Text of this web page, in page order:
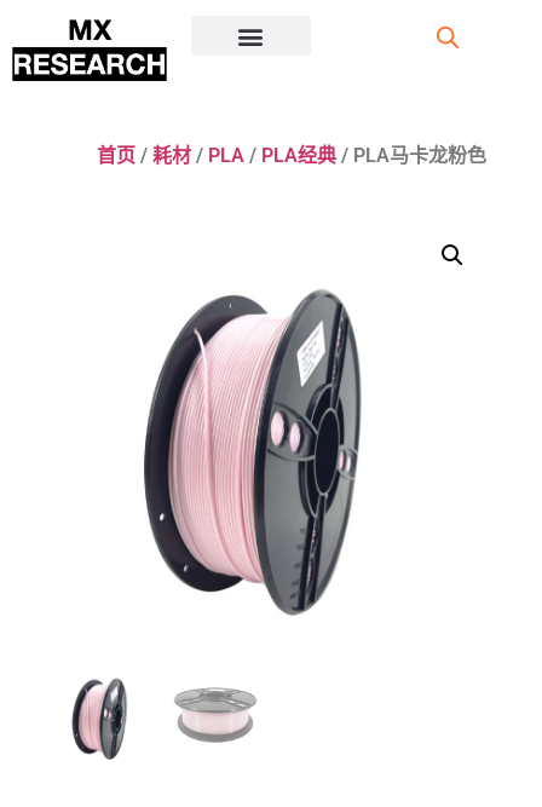
首页 / 耗材 / PLA / PLA经典 / PLA马卡龙粉色